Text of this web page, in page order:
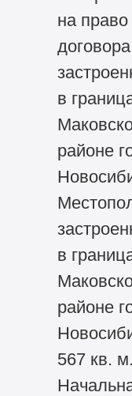
на
в
районе
в
районе
567 кв. м.